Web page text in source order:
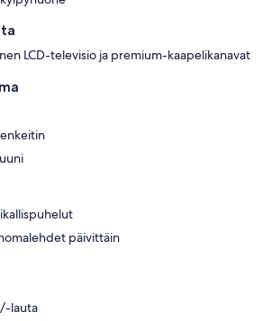
LCD-televisio ja premium-kaapelikanavat
päivittäin
lauta